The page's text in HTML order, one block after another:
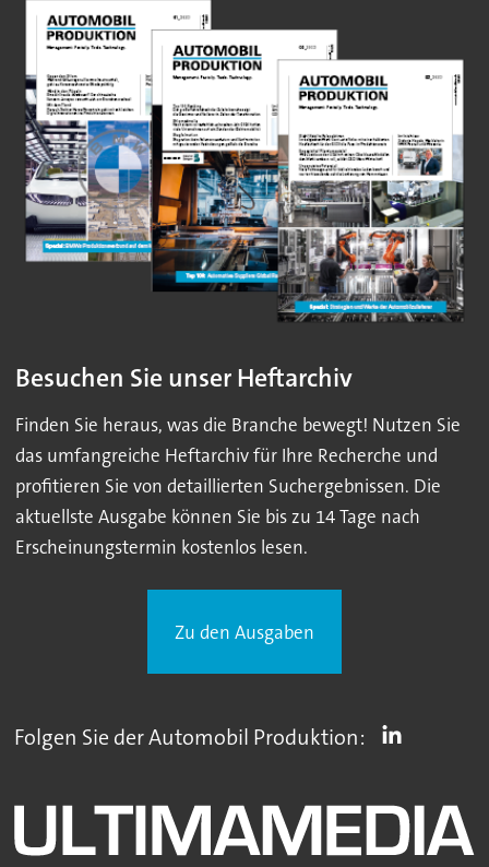
Besuchen Sie unser Heftarchiv
Finden Sie heraus, was die Branche bewegt! Nutzen Sie
das umfangreiche Heftarchiv für Ihre Recherche und
profitieren Sie von detaillierten Suchergebnissen. Die
aktuellste Ausgabe können Sie bis zu 14 Tage nach
Erscheinungstermin kostenlos lesen.
Zu den Ausgaben
Folgen Sie der Automobil Produktion: